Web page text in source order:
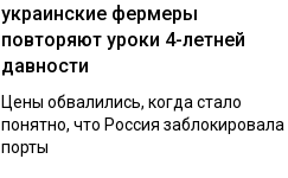
украинские фермеры
повторяют уроки 4-летней
давности
Цены обвалились, когда стало
понятно, что Россия заблокировала
порты